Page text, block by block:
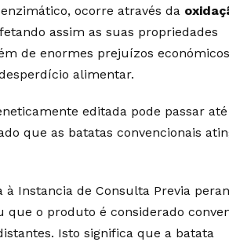
ocorre através da
assim as suas propriedades
de enormes prejuízos
alimentar.
editada pode passar até
que as batatas convencionais
Instancia de Consulta Previa
o produto é considerado
Isto significa que a batata